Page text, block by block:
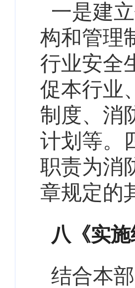
一是建
构和管理
行业安全
促本行业
制度、 消
计划 等。
职责为消
章规定的
八《实
结合本